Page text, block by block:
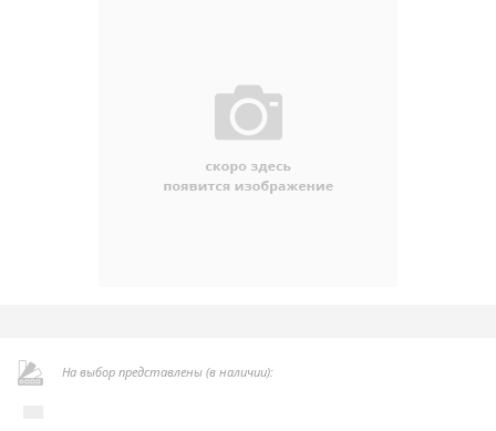
На выбор представлены (в наличии):